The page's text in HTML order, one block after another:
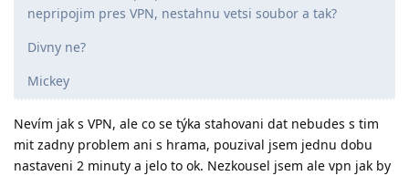
nepripojim pres VPN, nestahnu vetsi soubor a tak?
Divny ne?
Mickey
Nevím jak s VPN, ale co se týka stahovani dat nebudes s tim
mit zadny problem ani s hrama, pouzival jsem jednu dobu
nastaveni 2 minuty a jelo to ok. Nezkousel jsem ale vpn jak by